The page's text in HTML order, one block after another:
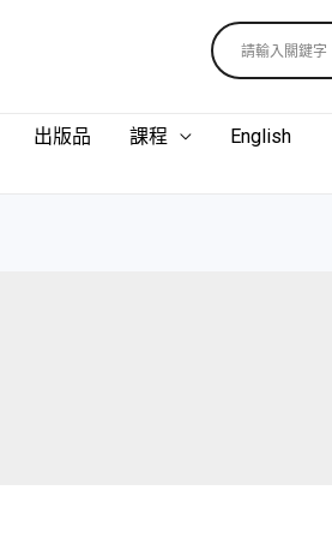
出版品 課程 English